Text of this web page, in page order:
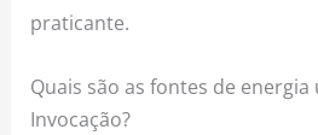
praticante.
Quais são as fontes de energia
Invocação?